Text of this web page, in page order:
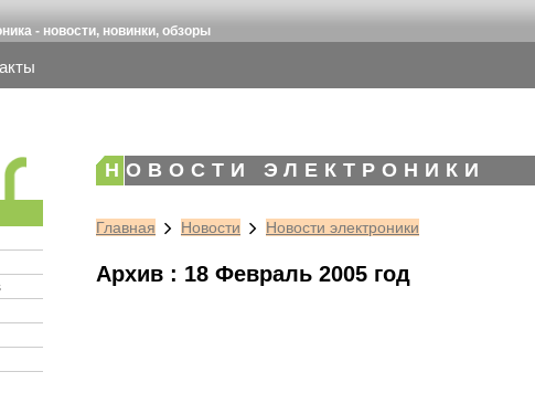
- новости, новинки, обзоры
НОВОСТИ ЭЛЕКТРОНИКИ
Главная Новости Новости электроники
Архив : 18 Февраль 2005 год